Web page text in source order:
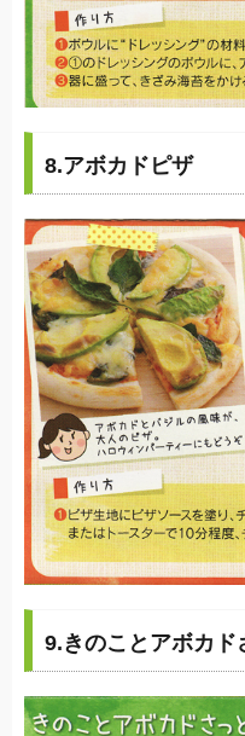
8.アボカドピザ
9.きのことアボカド